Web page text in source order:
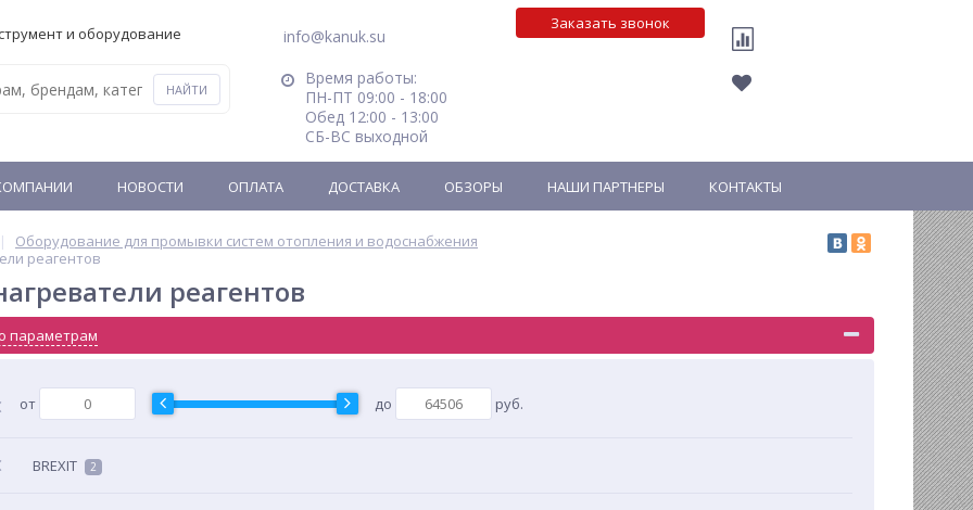
и оборудование
info@kanuk.su
Время работы:
ПН-ПТ 09:00 - 18:00
Обед 12:00 - 13:00
СБ-ВС выходной
Заказать звонок
НОВОСТИ ОПЛАТА ДОСТАВКА ОБЗОРЫ НАШИ ПАРТНЕРЫ КОНТАКТЫ
Оборудование для промывки систем отопления и водоснабжения
реагентов
реагентов
параметрам
от до руб.
BREXIT 2